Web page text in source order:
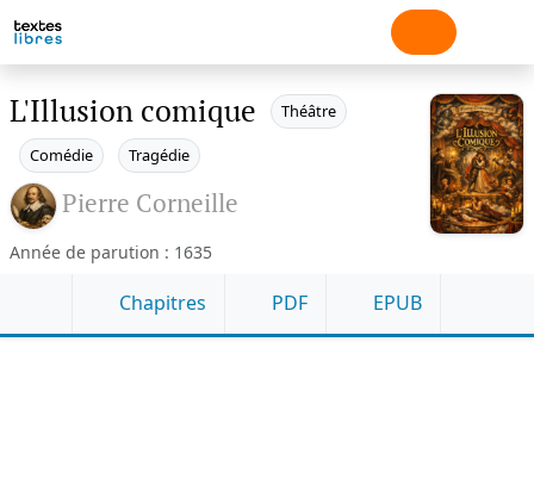
L'Illusion comique Théâtre
Comédie Tragédie
Pierre Corneille
Année de parution : 1635
Chapitres PDF EPUB